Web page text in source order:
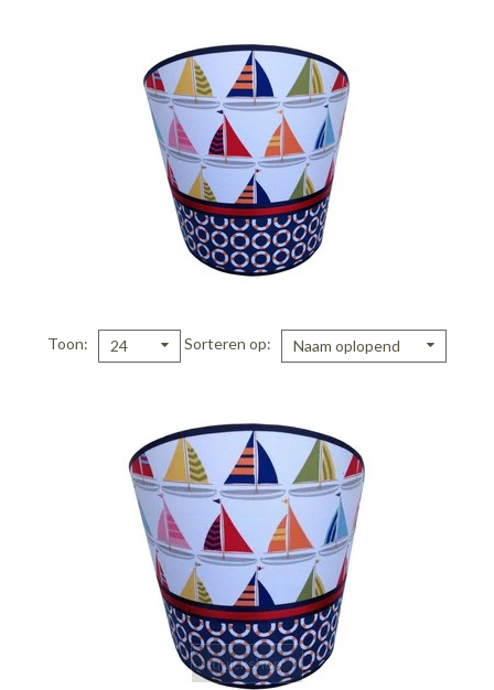
Toon 24 Sorteren op Naam oplopend
quickshop